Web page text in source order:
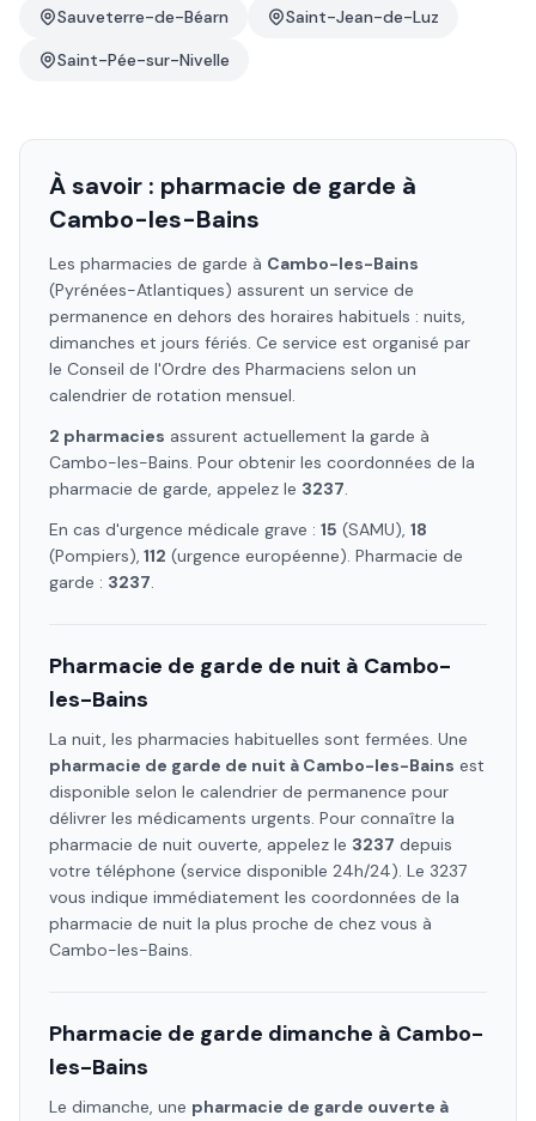
Sauveterre-de-Béarn
Saint-Jean-de-Luz
Saint-Pée-sur-Nivelle
À savoir : pharmacie de garde à
Cambo-les-Bains
Les pharmacies de garde à Cambo-les-Bains
(Pyrénées-Atlantiques) assurent un service de
permanence en dehors des horaires habituels : nuits,
dimanches et jours fériés. Ce service est organisé par
le Conseil de l'Ordre des Pharmaciens selon un
calendrier de rotation mensuel.
2 pharmacies assurent actuellement la garde à
Cambo-les-Bains. Pour obtenir les coordonnées de la
pharmacie de garde, appelez le 3237.
En cas d'urgence médicale grave : 15 (SAMU), 18
(Pompiers), 112 (urgence européenne). Pharmacie de
garde : 3237.
Pharmacie de garde de nuit à Cambo-
les-Bains
La nuit, les pharmacies habituelles sont fermées. Une
pharmacie de garde de nuit à Cambo-les-Bains est
disponible selon le calendrier de permanence pour
délivrer les médicaments urgents. Pour connaître la
pharmacie de nuit ouverte, appelez le 3237 depuis
votre téléphone (service disponible 24h/24). Le 3237
vous indique immédiatement les coordonnées de la
pharmacie de nuit la plus proche de chez vous à
Cambo-les-Bains.
Pharmacie de garde dimanche à Cambo-
les-Bains
Le dimanche, une pharmacie de garde ouverte à